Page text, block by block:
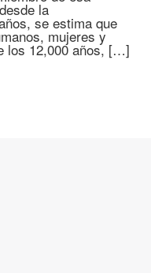
la
se estima que
mujeres y
los 12,000 años, […]